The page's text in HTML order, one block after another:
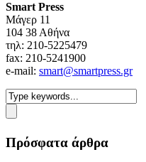
Smart Press
Mάγερ 11
104 38 Αθήνα
τηλ: 210-5225479
fax: 210-5241900
e-mail: smart@smartpress.gr
Πρόσφατα άρθρα